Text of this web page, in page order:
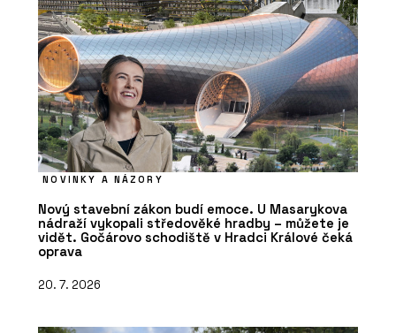
NOVINKY A NÁZORY
Nový stavební zákon budí emoce. U Masarykova
nádraží vykopali středověké hradby – můžete je
vidět. Gočárovo schodiště v Hradci Králové čeká
oprava
20. 7. 2026